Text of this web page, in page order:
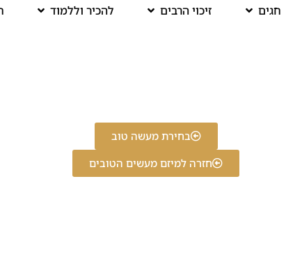
חגים זיכוי הרבים להכיר וללמוד
בחירת מעשה טוב
חזרה למיזם מעשים הטובים